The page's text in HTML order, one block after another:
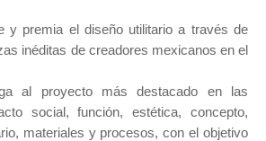
y premia el diseño utilitario a través de
inéditas de creadores mexicanos en el
al proyecto más destacado en las
social, función, estética, concepto,
materiales y procesos, con el objetivo